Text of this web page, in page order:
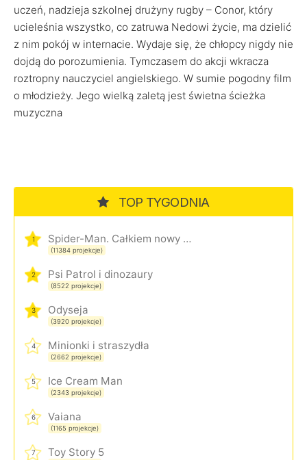
uczeń, nadzieja szkolnej drużyny rugby – Conor, który
ucieleśnia wszystko, co zatruwa Nedowi życie, ma dzielić
z nim pokój w internacie. Wydaje się, że chłopcy nigdy nie
dojdą do porozumienia. Tymczasem do akcji wkracza
roztropny nauczyciel angielskiego. W sumie pogodny film
o młodzieży. Jego wielką zaletą jest świetna ścieżka
muzyczna
TOP TYGODNIA
1 Spider-Man. Całkiem nowy dzień
(11384 projekcje)
2 Psi Patrol i dinozaury
(8522 projekcje)
3 Odyseja
(3920 projekcje)
4 Minionki i straszydła
(2662 projekcje)
5 Ice Cream Man
(2343 projekcje)
6 Vaiana
(1165 projekcje)
7 Toy Story 5